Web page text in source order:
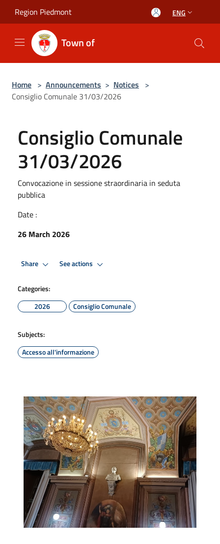
Region Piedmont ENG
Town of
Home > Announcements > Notices >
Consiglio Comunale 31/03/2026
Consiglio Comunale
31/03/2026
Convocazione in sessione straordinaria in seduta
pubblica
Date :
26 March 2026
Share See actions
Categories:
2026
Consiglio Comunale
Subjects:
Accesso all'informazione